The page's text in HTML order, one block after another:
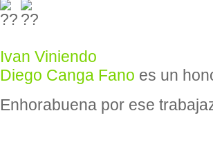
Ivan Viniendo
Diego Canga Fano es un
Enhorabuena por ese